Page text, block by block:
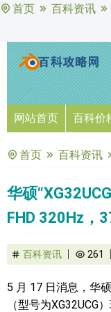
首页 百科资讯
网站首页 百科价
首页 百科资讯
华硕
FHD 320Hz，
百科资讯 261
5 月 17 日消息，华
（型号为XG32UCG